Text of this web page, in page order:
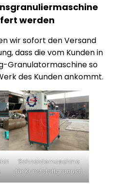
werden
wir sofort den Versand
dass die vom Kunden in
Granulatormaschine so
des Kunden ankommt.
Schneidemaschine
für Kunststoffgranulat